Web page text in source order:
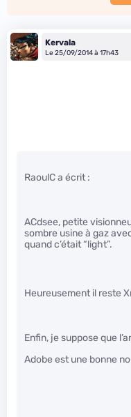
Kervala
Le 25/09/2014 à 17h43
RaoulC a écrit :
ACdsee, petite
sombre usine à gaz
quand c’était “light”.
Heureusement il reste
Enfin, je suppose que
Adobe est une bonne